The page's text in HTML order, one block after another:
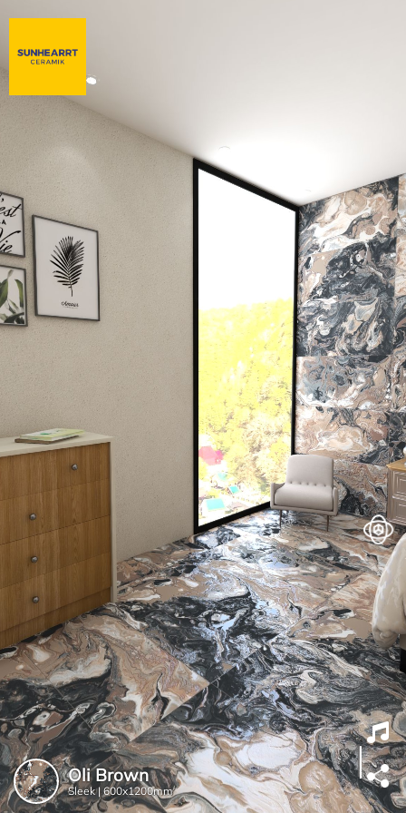
Oli Brown
Sleek | 600x1200mm